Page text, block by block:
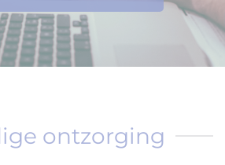
ontzorging